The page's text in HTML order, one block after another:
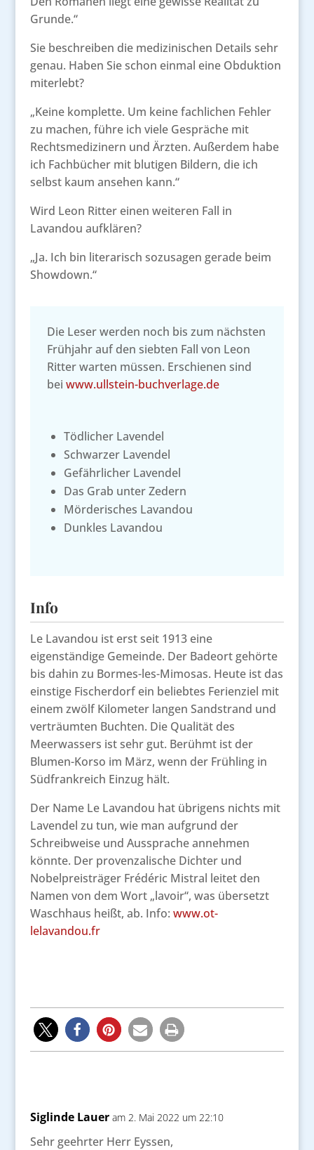
Grunde.“
Sie beschreiben die medizinischen Details sehr
genau. Haben Sie schon einmal eine Obduktion
miterlebt?
„Keine komplette. Um keine fachlichen Fehler
zu machen, führe ich viele Gespräche mit
Rechtsmedizinern und Ärzten. Außerdem habe
ich Fachbücher mit blutigen Bildern, die ich
selbst kaum ansehen kann.“
Wird Leon Ritter einen weiteren Fall in
Lavandou aufklären?
„Ja. Ich bin literarisch sozusagen gerade beim
Showdown.“
Die Leser werden noch bis zum nächsten
Frühjahr auf den siebten Fall von Leon
Ritter warten müssen. Erschienen sind
bei www.ullstein-buchverlage.de
Tödlicher Lavendel
Schwarzer Lavendel
Gefährlicher Lavendel
Das Grab unter Zedern
Mörderisches Lavandou
Dunkles Lavandou
Info
Le Lavandou ist erst seit 1913 eine
eigenständige Gemeinde. Der Badeort gehörte
bis dahin zu Bormes-les-Mimosas. Heute ist das
einstige Fischerdorf ein beliebtes Ferienziel mit
einem zwölf Kilometer langen Sandstrand und
verträumten Buchten. Die Qualität des
Meerwassers ist sehr gut. Berühmt ist der
Blumen-Korso im März, wenn der Frühling in
Südfrankreich Einzug hält.
Der Name Le Lavandou hat übrigens nichts mit
Lavendel zu tun, wie man aufgrund der
Schreibweise und Aussprache annehmen
könnte. Der provenzalische Dichter und
Nobelpreisträger Frédéric Mistral leitet den
Namen von dem Wort „lavoir“, was übersetzt
Waschhaus heißt, ab. Info: www.ot-
lelavandou.fr
Siglinde Lauer am 2. Mai 2022 um 22:10
Sehr geehrter Herr Eyssen,